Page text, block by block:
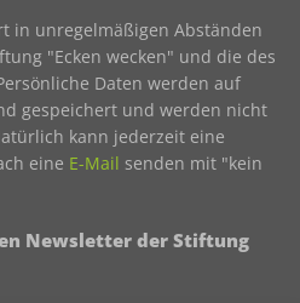
in unregelmäßigen Abständen
"Ecken wecken" und die des
Daten werden auf
gespeichert und werden nicht
kann jederzeit eine
eine E-Mail senden mit "kein
Newsletter der Stiftung